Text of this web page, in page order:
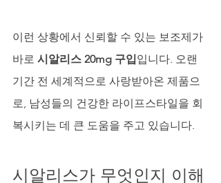
이런 상황에서 신뢰할 수 있는 보조제가
바로 시알리스 20mg 구입입니다. 오랜
기간 전 세계적으로 사랑받아온 제품으
로, 남성들의 건강한 라이프스타일을 회
복시키는 데 큰 도움을 주고 있습니다.
시알리스가 무엇인지 이해